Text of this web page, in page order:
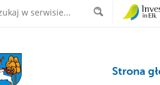
Strona